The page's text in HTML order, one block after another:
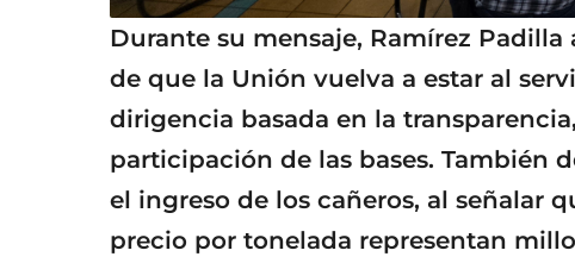
Durante su mensaje, Ramírez
de que la Unión vuelva a estar al
dirigencia basada en la
participación de las bases. También
el ingreso de los cañeros, al señalar
precio por tonelada representan